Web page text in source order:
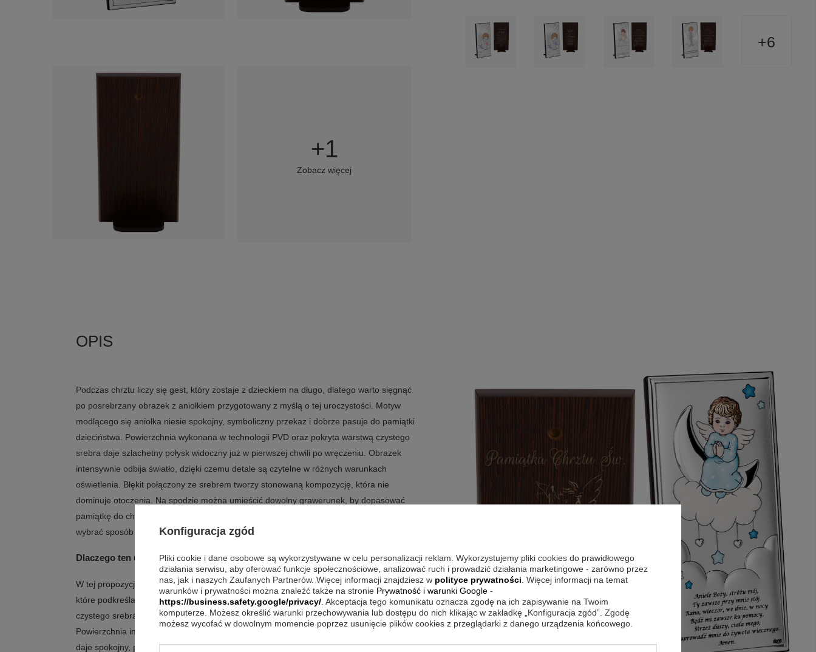
+1
Zobacz więcej
6
Podczas chrztu liczy się gest, który zostaje z dzieckiem na długo, dlatego warto sięgnąć
po posrebrzany obrazek z aniołkiem przygotowany z myślą o tej uroczystości. Motyw
modlącego się aniołka niesie spokojny, symboliczny przekaz i dobrze pasuje do pamiątki
dzieciństwa. Powierzchnia wykonana w technologii PVD oraz pokryta warstwą czystego
srebra daje szlachetny połysk widoczny już w pierwszej chwili po wręczeniu. Obrazek
intensywnie odbija światło, dzięki czemu detale są czytelne w różnych warunkach
oświetlenia. Błękit połączony ze srebrem tworzy stonowaną kompozycję, która nie
dominuje otoczenia. Na spodzie można umieścić dowolny grawerunek, by dopasować
pamiątkę do chłopca i rodzinnej historii. Obrazek można zawiesić lub postawić, więc łatwo
wybrać sposób ekspozycji.
Dlaczego ten upominek z modlącym się aniołkiem robi wrażenie?
W tej propozycji liczy się połączenie klasycznej symboliki z nowoczesnym wykończeniem,
które podkreśla srebrny blask bez przesady. Technologia PVD i pokrycie warstwą
czystego srebra budują efekt, który łatwo zauważyć przy pierwszym kontakcie.
Powierzchnia intensywnie odbija światło, a stonowane zestawienie błękitu ze srebrem
daje spokojny, ponadczasowy wygląd. Dodatkowym atutem jest możliwość wykonania
Konfiguracja zgód
Pliki cookie i dane osobowe są wykorzystywane w celu personalizacji reklam. Wykorzystujemy pliki cookies do prawidłowego
działania serwisu, aby oferować funkcje społecznościowe, analizować ruch i prowadzić działania marketingowe - zarówno przez
nas, jak i naszych Zaufanych Partnerów. Więcej informacji znajdziesz w polityce prywatności . Więcej informacji na temat
warunków i prywatności można znaleźć także na stronie Prywatność i warunki Google -
https://business.safety.google/privacy/ . Akceptacja tego komunikatu oznacza zgodę na ich zapisywanie na Twoim
komputerze. Możesz określić warunki przechowywania lub dostępu do nich klikając w zakładkę „Konfiguracja zgód”. Zgodę
możesz wycofać w dowolnym momencie poprzez usunięcie plików cookies z przeglądarki z danego urządzenia końcowego.